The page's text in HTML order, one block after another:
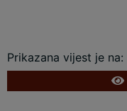
Prikazana vijest je na: